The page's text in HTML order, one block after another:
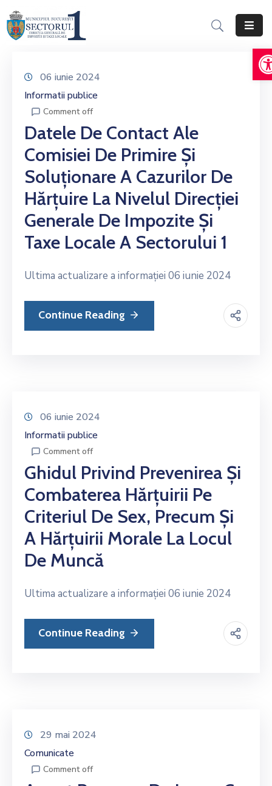
Informații
Generale
Servicii
Online
Persoane
Fizice
Persoane
Juridice
Impozite,
Contact
06 iunie 2024
Informatii publice
Comment off
Datele De Contact Ale
Comisiei De Primire Și
Soluționare A Cazurilor De
Hărțuire La Nivelul Direcției
Generale De Impozite Și
Taxe Locale A Sectorului 1
Ultima actualizare a informației 06 iunie 2024
Continue Reading
06 iunie 2024
Informatii publice
Comment off
Ghidul Privind Prevenirea Și
Combaterea Hărțuirii Pe
Criteriul De Sex, Precum Și
A Hărțuirii Morale La Locul
De Muncă
Ultima actualizare a informației 06 iunie 2024
Continue Reading
29 mai 2024
Comunicate
Comment off